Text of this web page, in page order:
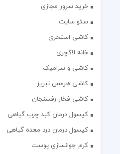
خرید سرور مجازی
سئو سایت
کاشی استخری
خانه لاکچری
کاشی و سرامیک
کاشی هرمس تبریز
کاشی فخار رفسنجان
کپسول درمان کبد چرب گیاهی
کپسول درمان درد معده گیاهی
کرم جوانسازی پوست